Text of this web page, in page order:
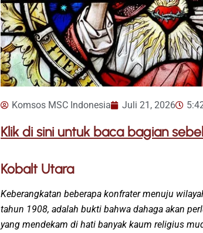
Komsos MSC Indonesia Juli 21, 2026
Klik di sini untuk baca bagian
Kobalt Utara
Keberangkatan beberapa konfrater menuju
tahun 1908, adalah bukti bahwa dahaga akan
yang mendekam di hati banyak kaum religius